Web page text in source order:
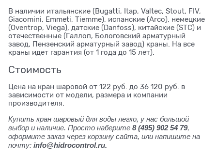
В наличии итальянские (Bugatti, Itap, Valtec, Stout, FIV,
Giacomini, Emmeti, Tiemme), испанские (Arco), немецкие
(Oventrop, Viega), датские (Danfoss), китайские (STC) и
отечественные (Галлоп, Бологовский арматурный
завод, Пензенский арматурный завод) краны. На все
краны идет гарантия (от 1 года до 15 лет).
Стоимость
Цена на кран шаровой от 122 руб. до 36 120 руб. в
зависимости от модели, размера и компании
производителя.
Купить кран шаровый для воды легко, у нас большой
выбор и наличие. Просто наберите8 (495) 902 54 79,
оформите заказ через корзину сайта, или напишите на
почту:info@hidrocontrol.ru.